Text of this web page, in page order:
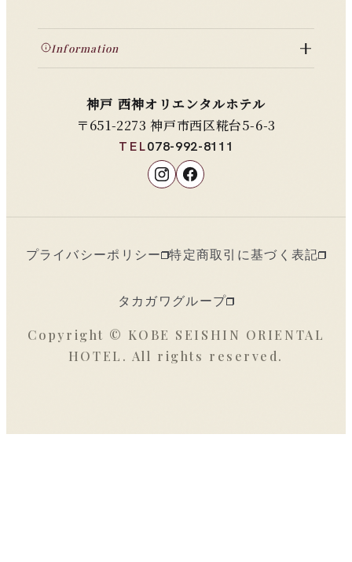
Information
神戸 西神オリエンタルホテル
〒651-2273 神戸市西区糀台5-6-3
TEL078-992-8111
プライバシーポリシー 特定商取引に基づく表記
タカガワグループ
Copyright © KOBE SEISHIN ORIENTAL
HOTEL. All rights reserved.